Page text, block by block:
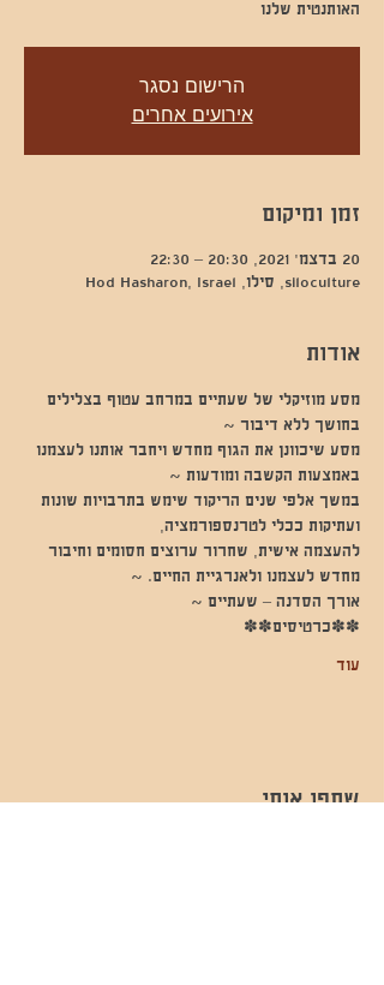
האותנטית שלנו
הרישום נסגר
אירועים אחרים
זמן ומיקום
20 בדצמ׳ 2021, 20:30 – 22:30
siloculture, סילו, Hod Hasharon, Israel
אודות
מסע מוזיקלי של שעתיים במרחב עטוף בצלילים
בחושך ללא דיבור ~
מסע שיכוונן את הגוף מחדש ויחבר אותנו לעצמנו
באמצעות הקשבה ומודעות ~
במשך אלפי שנים הריקוד שימש בתרבויות שונות
ועתיקות ככלי לטרנספורמציה,
להעצמה אישית, שחרור ערוצים חסומים וחיבור
מחדש לעצמנו ולאנרגיית החיים. ~
אורך הסדנה – שעתיים ~
✽✽כרטיסים✽✽
עוד
שתפו אותי